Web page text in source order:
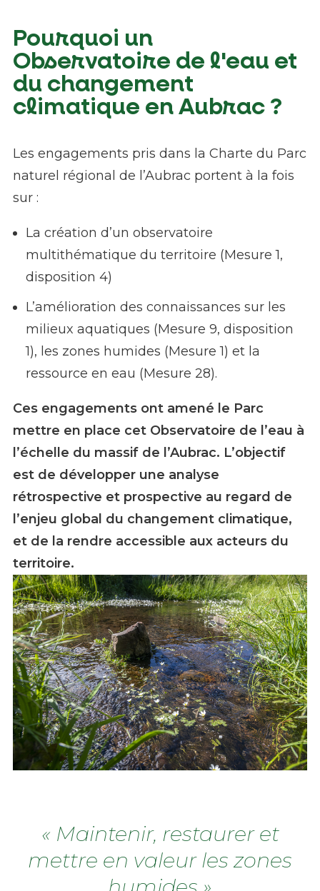
Pourquoi un
Observatoire de l'eau et
du changement
climatique en Aubrac ?
Les engagements pris dans la Charte du Parc
naturel régional de l’Aubrac portent à la fois
sur :
La création d’un observatoire
multithématique du territoire (Mesure 1,
disposition 4)
L’amélioration des connaissances sur les
milieux aquatiques (Mesure 9, disposition
1), les zones humides (Mesure 1) et la
ressource en eau (Mesure 28).
Ces engagements ont amené le Parc
mettre en place cet Observatoire de l’eau à
l’échelle du massif de l’Aubrac. L’objectif
est de développer une analyse
rétrospective et prospective au regard de
l’enjeu global du changement climatique,
et de la rendre accessible aux acteurs du
territoire.
« Maintenir, restaurer et
mettre en valeur les zones